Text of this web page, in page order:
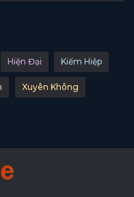
Hiện Đại Kiếm Hiệp
Xuyên Không